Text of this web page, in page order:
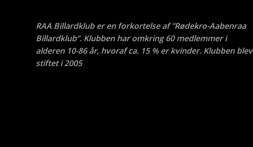
RAA Billardklub er en forkortelse af ”Rødekro-Aabenraa
Billardklub”. Klubben har omkring 60 medlemmer i
alderen 10-86 år, hvoraf ca. 15 % er kvinder. Klubben blev
stiftet i 2005